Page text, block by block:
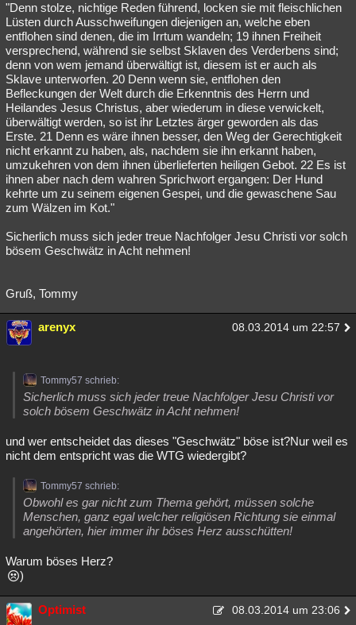
"Denn stolze, nichtige Reden führend, locken sie mit fleischlichen
Lüsten durch Ausschweifungen diejenigen an, welche eben
entflohen sind denen, die im Irrtum wandeln; 19 ihnen Freiheit
versprechend, während sie selbst Sklaven des Verderbens sind;
denn von wem jemand überwältigt ist, diesem ist er auch als
Sklave unterworfen. 20 Denn wenn sie, entflohen den
Befleckungen der Welt durch die Erkenntnis des Herrn und
Heilandes Jesus Christus, aber wiederum in diese verwickelt,
überwältigt werden, so ist ihr Letztes ärger geworden als das
Erste. 21 Denn es wäre ihnen besser, den Weg der Gerechtigkeit
nicht erkannt zu haben, als, nachdem sie ihn erkannt haben,
umzukehren von dem ihnen überlieferten heiligen Gebot. 22 Es ist
ihnen aber nach dem wahren Sprichwort ergangen: Der Hund
kehrte um zu seinem eigenen Gespei, und die gewaschene Sau
zum Wälzen im Kot."
Sicherlich muss sich jeder treue Nachfolger Jesu Christi vor solch
bösem Geschwätz in Acht nehmen!
Gruß, Tommy
arenyx 08.03.2014 um 22:57
Tommy57 schrieb:
Sicherlich muss sich jeder treue Nachfolger Jesu Christi vor
solch bösem Geschwätz in Acht nehmen!
und wer entscheidet das dieses "Geschwätz" böse ist?Nur weil es
nicht dem entspricht was die WTG wiedergibt?
Tommy57 schrieb:
Obwohl es gar nicht zum Thema gehört, müssen solche
Menschen, ganz egal welcher religiösen Richtung sie einmal
angehörten, hier immer ihr böses Herz ausschütten!
Warum böses Herz?
)
Optimist 08.03.2014 um 23:06